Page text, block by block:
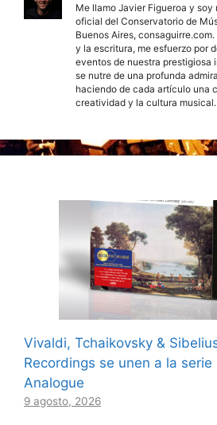
Me llamo Javier Figueroa y
oficial del Conservatorio de
Buenos Aires,
y la escritura, me esfuerzo por
eventos de nuestra prestigiosa
se nutre de una profunda
haciendo de cada artículo una
creatividad y la cultura musical.
Vivaldi, Tchaikovsky &
Recordings se unen a la serie
Analogue
9 agosto, 2026